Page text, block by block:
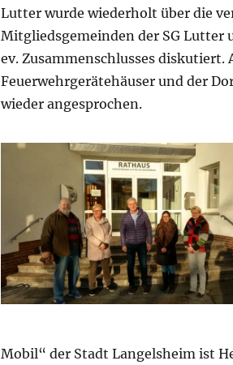
Lutter wurde wiederholt über die
Mitgliedsgemeinden der SG Lutter
ev. Zusammenschlusses diskutiert.
Feuerwehrgerätehäuser und der
wieder angesprochen.
Mobil“ der Stadt Langelsheim ist